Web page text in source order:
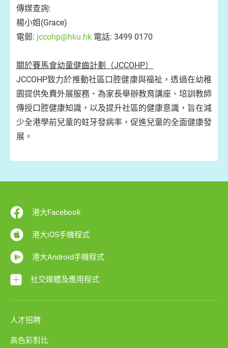
傳媒查詢:
楊小姐(Grace)
電郵: jccohp@hku.hk 電話: 3499 0170
關於賽馬會幼童健齒計劃（JCCOHP）
JCCOHP致力於推動社區口腔健康與福祉，透過在幼稚
園提供免費外展服務、為家長舉辦教育講座、培訓教師
傳授口腔健康知識，以及提升社區的健康意識，旨在減
少全港學前兒童的蛀牙發病率，促進兒童的全面健康發
展。
港大Facebook
港大iOS手機程式
港大Android手機程式
社交媒體及應用程式
人才招聘
高色彩對比